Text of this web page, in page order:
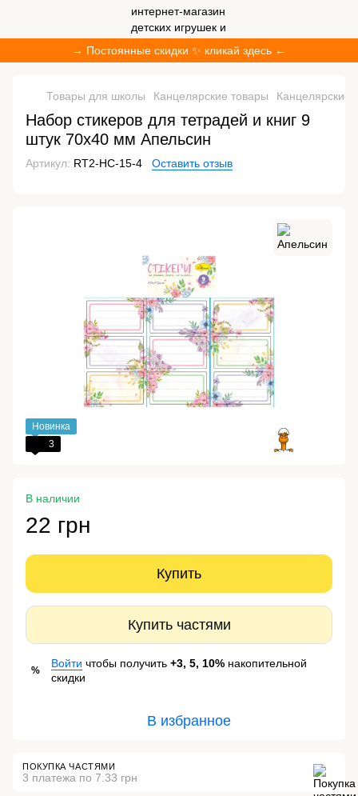
→ Постоянные скидки ✨ кликай здесь ←
Товары для школы Канцелярские товары Канцелярские
Набор стикеров для тетрадей и книг 9
штук 70х40 мм Апельсин
Артикул: RT2-НС-15-4 Оставить отзыв
Новинка
3
В наличии
22 грн
Купить
Купить частями
%
Войти чтобы получить +3, 5, 10% накопительной
скидки
В избранное
ПОКУПКА ЧАСТЯМИ
3 платежа по 7.33 грн